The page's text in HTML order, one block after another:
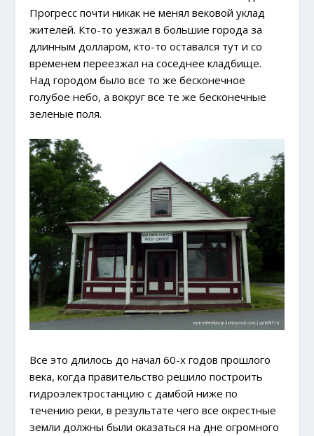
Прогресс почти никак не менял вековой уклад
жителей. Кто-то уезжал в большие города за
длинным долларом, кто-то оставался тут и со
временем переезжал на соседнее кладбище.
Над городом было все то же бесконечное
голубое небо, а вокруг все те же бесконечные
зеленые поля.
Все это длилось до начал 60-х годов прошлого
века, когда правительство решило построить
гидроэлектростанцию с дамбой ниже по
течению реки, в результате чего все окрестные
земли должны были оказаться на дне огромного